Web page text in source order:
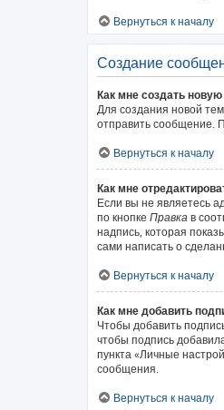
Вернуться к началу
Создание
Как мне создать
Для создания новой
отправить сообщение.
Вернуться к началу
Как мне
Если вы не являетесь
по кнопке Правка в
надпись, которая
сами написать о
Вернуться к началу
Как мне добавить
Чтобы добавить
чтобы подпись
пункта «Личные
сообщения.
Вернуться к началу